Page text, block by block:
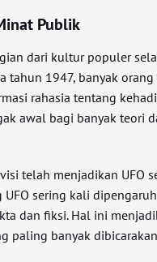
Publik
dari kultur populer
tahun 1947, banyak
rahasia tentang
awal bagi banyak teori
telah menjadikan UFO
UFO sering kali
dan fiksi. Hal ini
paling banyak